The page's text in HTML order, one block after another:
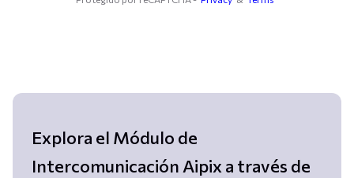
Explora el Módulo de
Intercomunicación Aipix a través de